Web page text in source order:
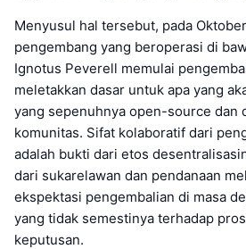
Menyusul hal tersebut, pada
pengembang yang beroperasi di
Ignotus Peverell memulai
meletakkan dasar untuk apa yang
yang sepenuhnya open-source dan
komunitas. Sifat kolaboratif dari
adalah bukti dari etos
dari sukarelawan dan pendanaan
ekspektasi pengembalian di masa
yang tidak semestinya terhadap
keputusan.